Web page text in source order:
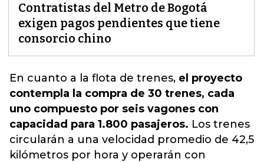
Contratistas del Metro de Bogotá
exigen pagos pendientes que tiene
consorcio chino
En cuanto a la flota de trenes, el proyecto
contempla la compra de 30 trenes, cada
uno compuesto por seis vagones con
capacidad para 1.800 pasajeros. Los trenes
circularán a una velocidad promedio de 42,5
kilómetros por hora y operarán con